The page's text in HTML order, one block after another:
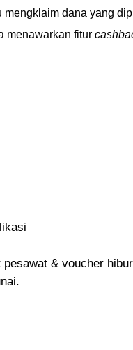
dana yang
menawarkan fitur
& voucher